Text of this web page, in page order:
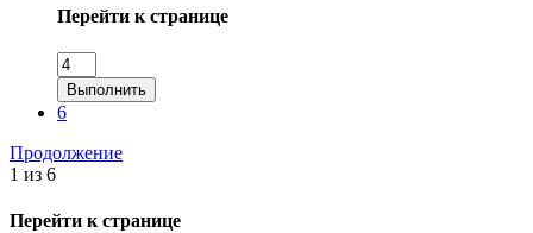
Перейти к странице
Выполнить
6
Продолжение
1 из 6
Перейти к странице